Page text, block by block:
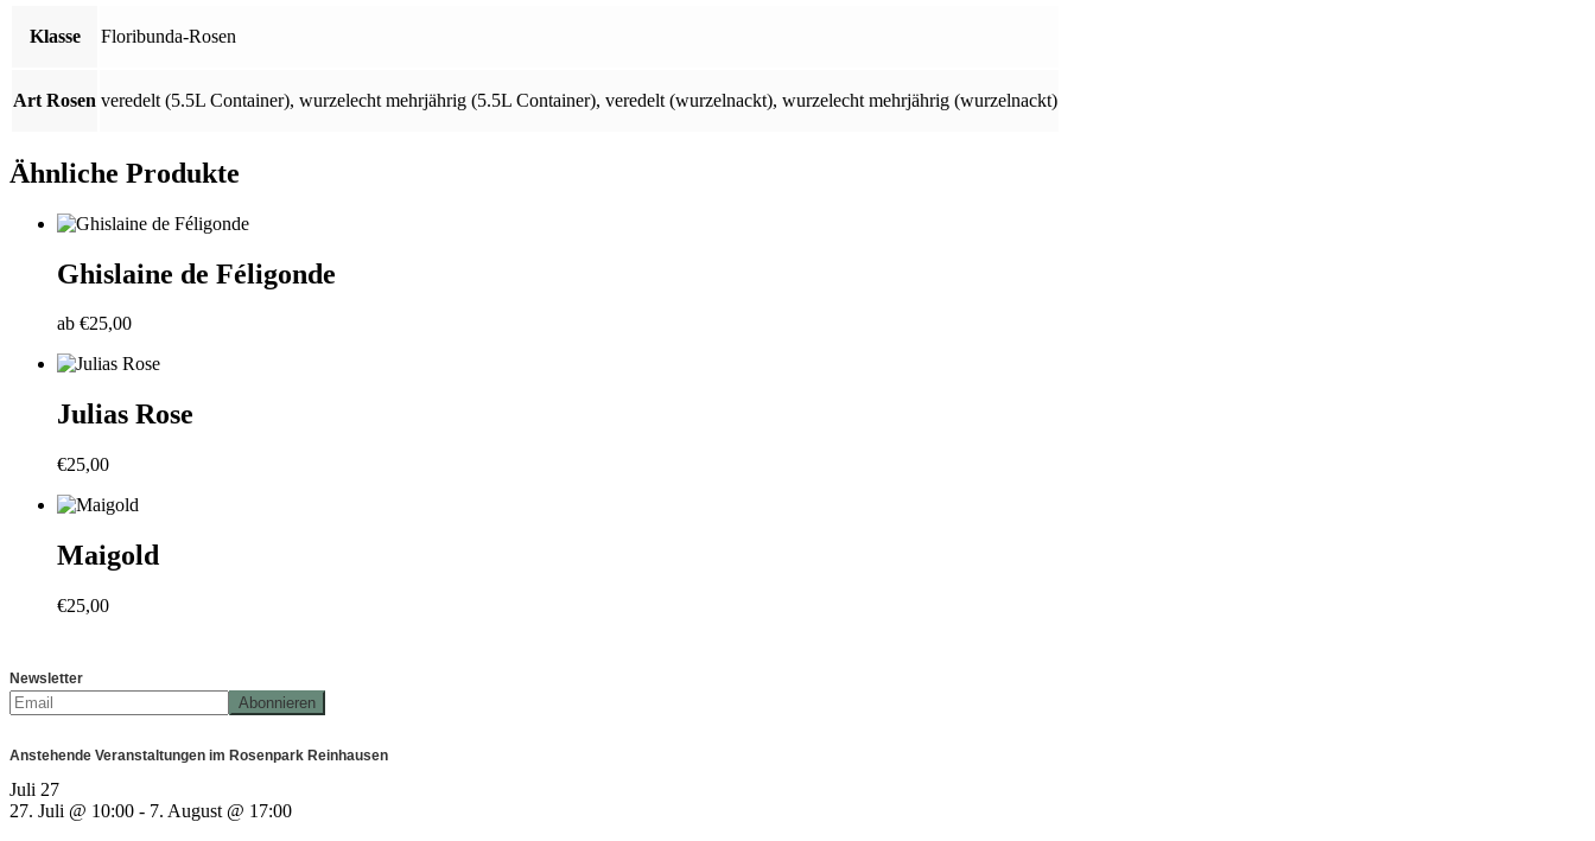
Klasse Floribunda-Rosen
Art Rosen veredelt (5.5L Container), wurzelecht mehrjährig (5.5L Container), veredelt (wurzelnackt), wurzelecht mehrjährig (wurzelnackt)
Ähnliche Produkte
Ghislaine de Féligonde
ab €25,00
Julias Rose
€25,00
Maigold
€25,00
Newsletter
Anstehende Veranstaltungen im Rosenpark Reinhausen
Juli 27
27. Juli @ 10:00 - 7. August @ 17:00